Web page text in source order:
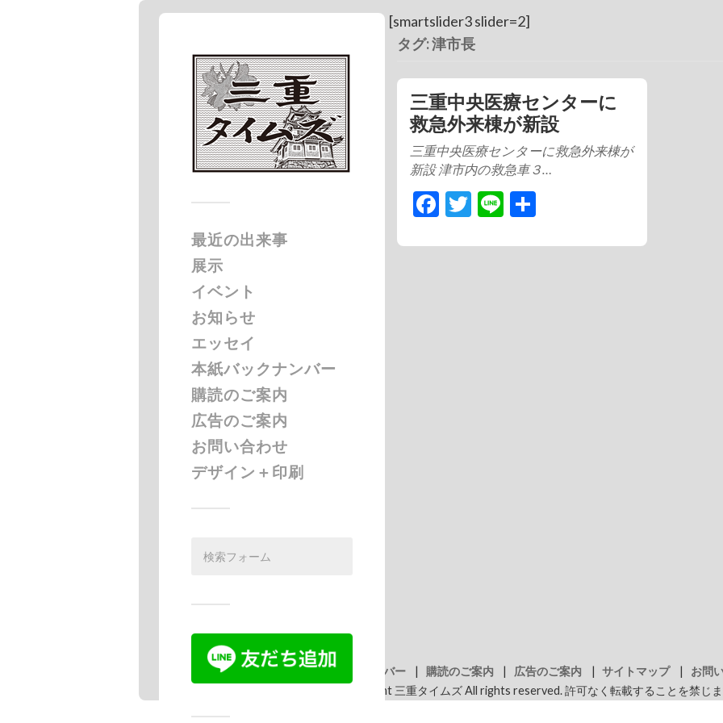
最近の出来事
展示
イベント
お知らせ
エッセイ
本紙バックナンバー
購読のご案内
広告のご案内
お問い合わせ
デザイン＋印刷
[smartslider3 slider=2]
タグ: 津市長
三重中央医療センターに
救急外来棟が新設
三重中央医療センターに救急外来棟が
新設 津市内の救急車３…
Facebook
Twitter
Line共
バックナンバー 購読のご案内 広告のご案内 サイトマップ
お問
Copyright 三重タイムズ All rights reserved. 許可なく転載することを禁じま